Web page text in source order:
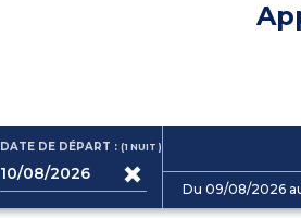
DATE DE DÉPART :(1NUIT )
Du 09/08/2026